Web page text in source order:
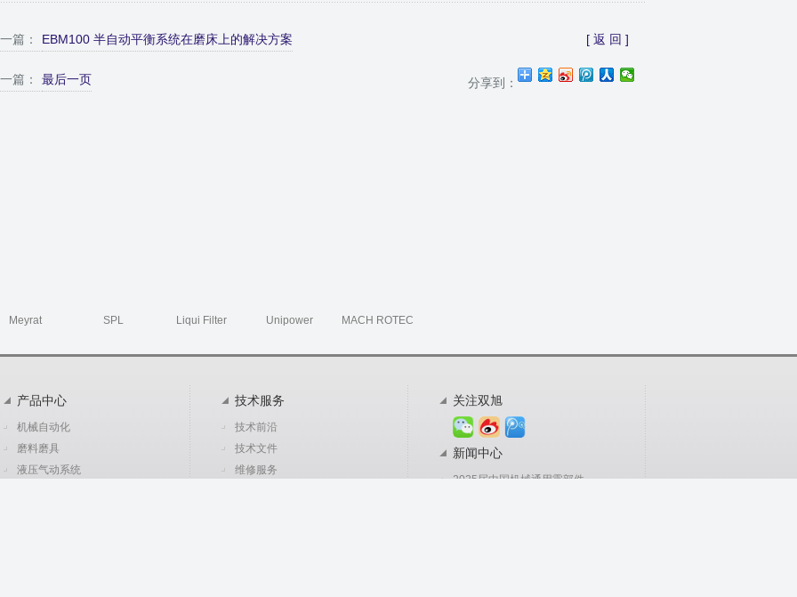
篇： EBM100 半自动平衡系统在磨床上的解决方案
篇： 最后一页
[ 返 回 ]
分享到：
Meyrat SPL Liqui Filter Unipower MACH ROTEC
产品中心
机械自动化
磨料磨具
液压气动系统
技术服务
技术前沿
技术文件
维修服务
关注双旭
新闻中心
2025届中国机械通用零部件